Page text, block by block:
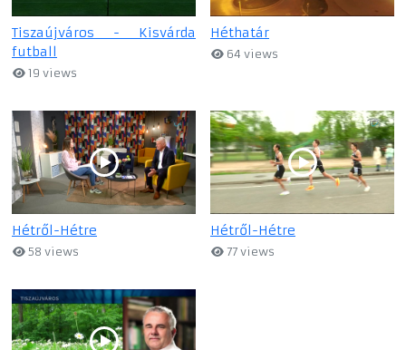
Tiszaújváros - Kisvárda
futball
19 views
Héthatár
64 views
Hétről-Hétre
58 views
Hétről-Hétre
77 views